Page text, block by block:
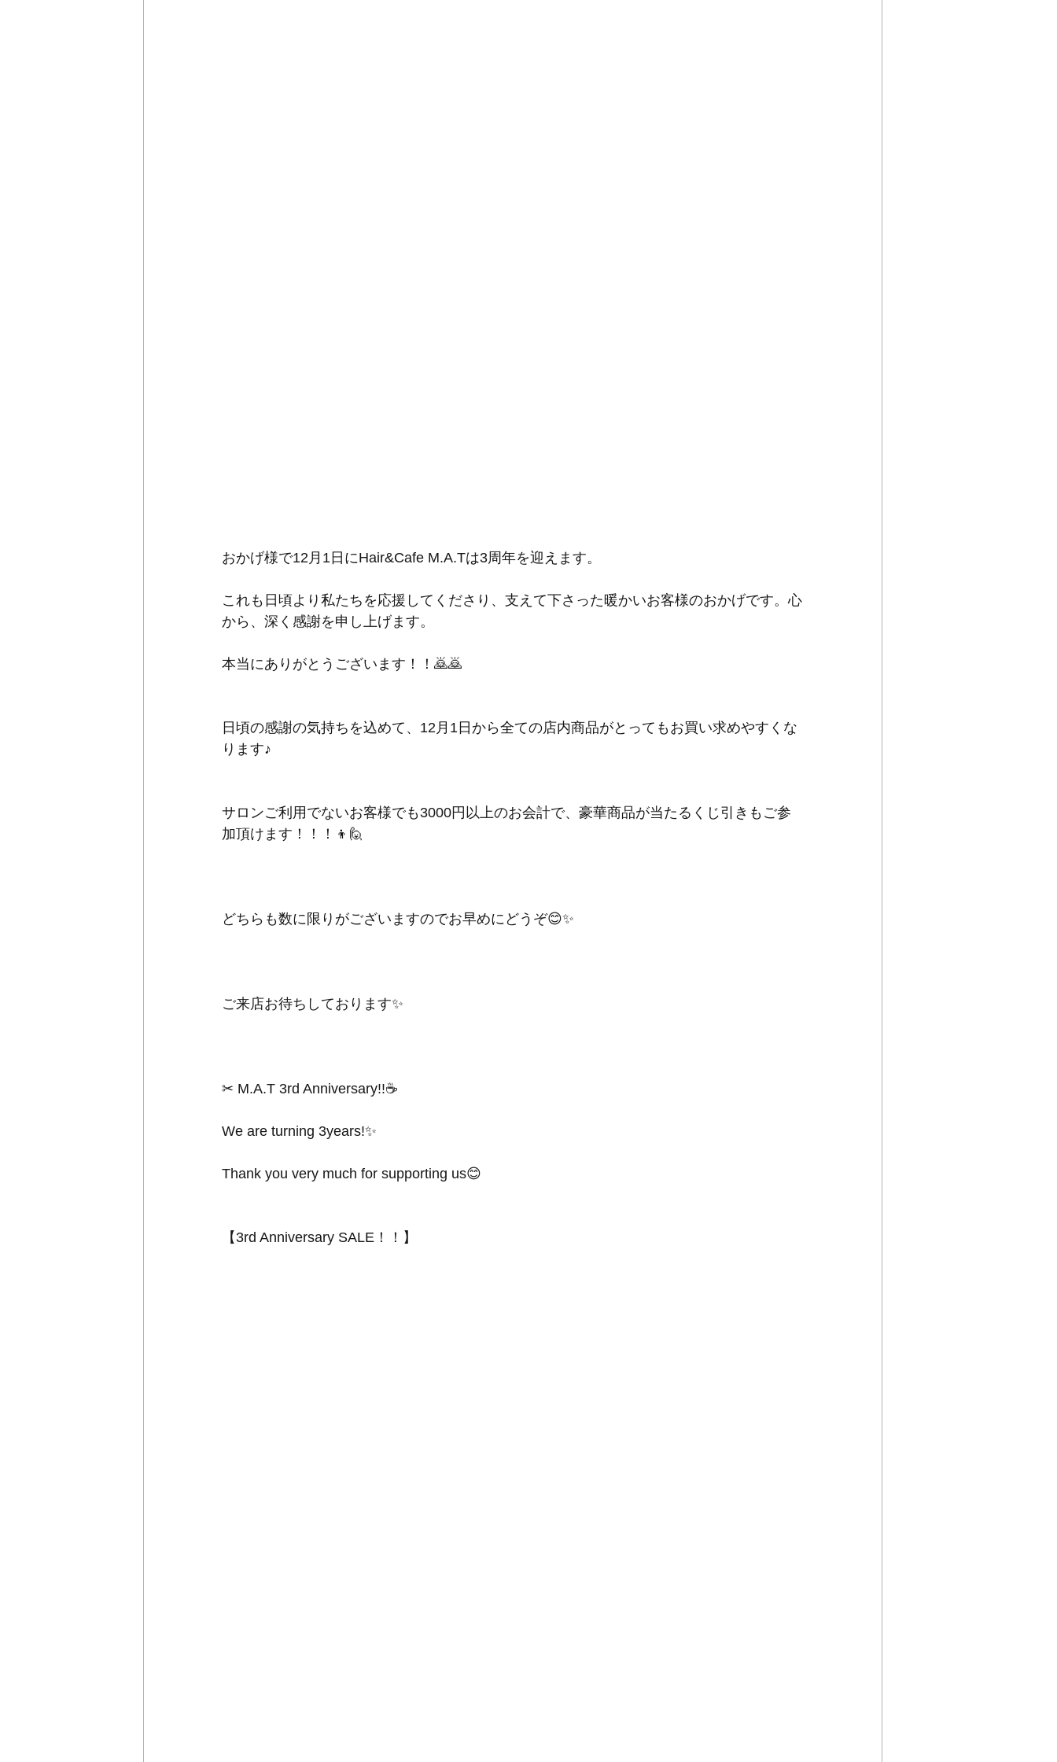
おかげ様で12月1日にHair&Cafe M.A.Tは3周年を迎えます。
これも日頃より私たちを応援してくださり、支えて下さった暖かいお客様のおかげです。心
から、深く感謝を申し上げます。
本当にありがとうございます！！🙇🙇‍
日頃の感謝の気持ちを込めて、12月1日から全ての店内商品がとってもお買い求めやすくな
ります♪
サロンご利用でないお客様でも3000円以上のお会計で、豪華商品が当たるくじ引きもご参
加頂けます！！！👦🙋
どちらも数に限りがございますのでお早めにどうぞ😊✨
ご来店お待ちしております✨
✂︎ M.A.T 3rd Anniversary!!☕️
We are turning 3years!✨
Thank you very much for supporting us😊
【3rd Anniversary SALE！！】